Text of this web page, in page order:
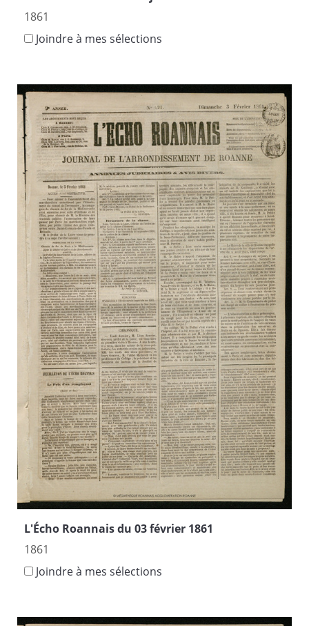
1861
Joindre à mes sélections
L'Écho Roannais du 03 février 1861
1861
Joindre à mes sélections